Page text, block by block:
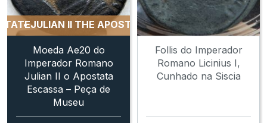
JULIAN II THE APOSTATEJULIAN II THE APOSTATE
Moeda Ae20 do
Imperador Romano
Julian II o Apostata
Escassa – Peça de
Museu
Follis do Imperador
Romano Licinius I,
Cunhado na Siscia